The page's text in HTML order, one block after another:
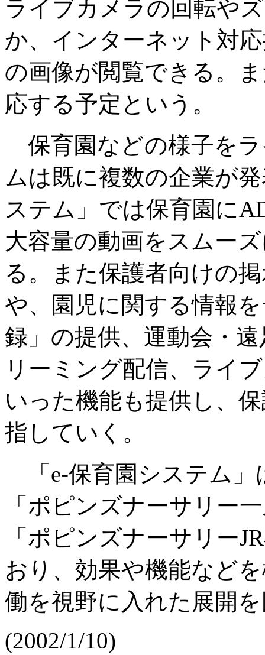
ライブカメラの回転や
か、インターネット対
の画像が閲覧できる。
応する予定という。
保育園などの様子を
ムは既に複数の企業が
ステム」では保育園に
大容量の動画をスムー
る。また保護者向けの
や、園児に関する情報
録」の提供、運動会・
リーミング配信、ライ
いった機能も提供し、
指していく。
「e-保育園システム」
「ポピンズナーサリー
「ポピンズナーサリー
おり、効果や機能など
働を視野に入れた展開
(2002/1/10)